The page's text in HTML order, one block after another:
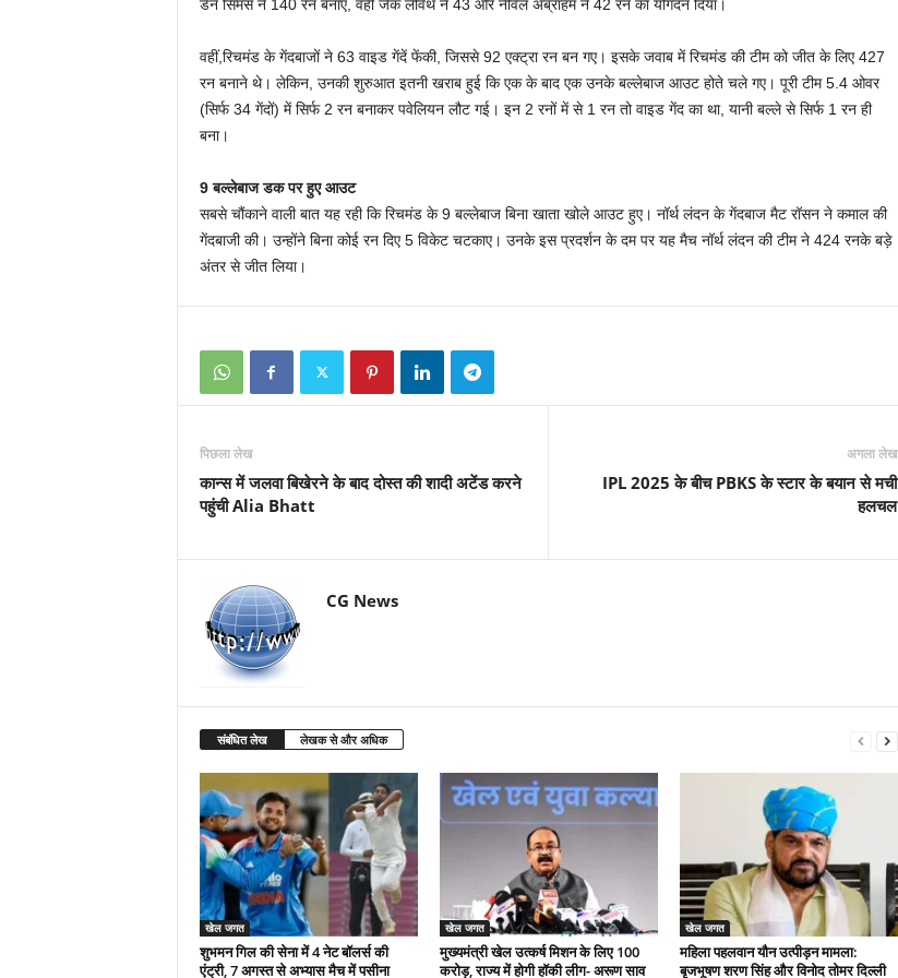
डैन सिमंस ने 140 रन बनाए, वहीं जैक लेविथ ने 43 और नेविल अब्राहम ने 42 रन का योगदन दिया।
वहीं,रिचमंड के गेंदबाजों ने 63 वाइड गेंदें फेंकी, जिससे 92 एक्ट्रा रन बन गए। इसके जवाब में रिचमंड की टीम को जीत के लिए 427
रन बनाने थे। लेकिन, उनकी शुरुआत इतनी खराब हुई कि एक के बाद एक उनके बल्लेबाज आउट होते चले गए। पूरी टीम 5.4 ओवर
(सिर्फ 34 गेंदों) में सिर्फ 2 रन बनाकर पवेलियन लौट गई। इन 2 रनों में से 1 रन तो वाइड गेंद का था, यानी बल्ले से सिर्फ 1 रन ही
बना।
9 बल्लेबाज डक पर हुए आउट
सबसे चौंकाने वाली बात यह रही कि रिचमंड के 9 बल्लेबाज बिना खाता खोले आउट हुए। नॉर्थ लंदन के गेंदबाज मैट रॉसन ने कमाल की
गेंदबाजी की। उन्होंने बिना कोई रन दिए 5 विकेट चटकाए। उनके इस प्रदर्शन के दम पर यह मैच नॉर्थ लंदन की टीम ने 424 रनके बड़े
अंतर से जीत लिया।
पिछला लेख
कान्स में जलवा बिखेरने के बाद दोस्त की शादी अटेंड करने
पहुंची Alia Bhatt
अगला लेख
IPL 2025 के बीच PBKS के स्टार के बयान से मची
हलचल
CG News
संबंधित लेख लेखक से और अधिक
खेल जगत
शुभमन गिल की सेना में 4 नेट बॉलर्स की
एंट्री, 7 अगस्त से अभ्यास मैच में पसीना
खेल जगत
मुख्यमंत्री खेल उत्कर्ष मिशन के लिए 100
करोड़, राज्य में होगी हॉकी लीग- अरूण साव
खेल जगत
महिला पहलवान यौन उत्पीड़न मामला:
बृजभूषण शरण सिंह और विनोद तोमर दिल्ली